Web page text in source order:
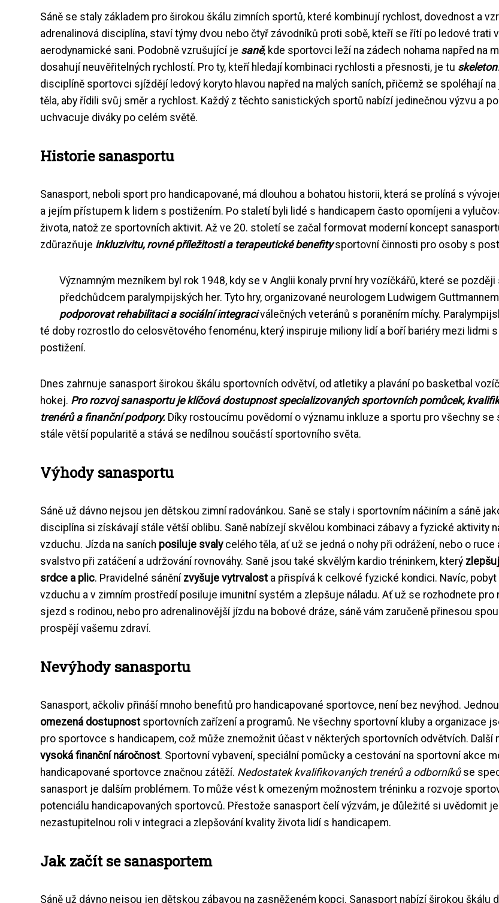
Sáně se staly základem pro širokou škálu zimních sportů, které kombinují rychlost, dovednost a
adrenalinová disciplína, staví týmy dvou nebo čtyř závodníků proti sobě, kteří se řítí po ledové trati v
aerodynamické sani. Podobně vzrušující je saně, kde sportovci leží na zádech nohama napřed na
dosahují neuvěřitelných rychlostí. Pro ty, kteří hledají kombinaci rychlosti a přesnosti, je tu skeleton
disciplíně sportovci sjíždějí ledový koryto hlavou napřed na malých saních, přičemž se spoléhají na
těla, aby řídili svůj směr a rychlost. Každý z těchto sanistických sportů nabízí jedinečnou výzvu a
uchvacuje diváky po celém světě.
Historie sanasportu
Sanasport, neboli sport pro handicapované, má dlouhou a bohatou historii, která se prolíná s
a jejím přístupem k lidem s postižením. Po staletí byli lidé s handicapem často opomíjeni a
života, natož ze sportovních aktivit. Až ve 20. století se začal formovat moderní koncept
zdůrazňuje inkluzivitu, rovné příležitosti a terapeutické benefitysportovní činnosti pro osoby s
Významným mezníkem byl rok 1948, kdy se v Anglii konaly první hry vozíčkářů, které se později
předchůdcem paralympijských her. Tyto hry, organizované neurologem Ludwigem
podporovat rehabilitaci a sociální integraciválečných veteránů s poraněním míchy.
té doby rozrostlo do celosvětového fenoménu, který inspiruje miliony lidí a boří bariéry mezi lidmi s
postižení.
Dnes zahrnuje sanasport širokou škálu sportovních odvětví, od atletiky a plavání po basketbal
hokej. Pro rozvoj sanasportu je klíčová dostupnost specializovaných sportovních pomůcek,
trenérů a finanční podpory. Díky rostoucímu povědomí o významu inkluze a sportu pro všechny se
stále větší popularitě a stává se nedílnou součástí sportovního světa.
Výhody sanasportu
Sáně už dávno nejsou jen dětskou zimní radovánkou. Saně se staly i sportovním náčiním a sáně
disciplína si získávají stále větší oblibu. Saně nabízejí skvělou kombinaci zábavy a fyzické aktivity
vzduchu. Jízda na saních posiluje svalycelého těla, ať už se jedná o nohy při odrážení, nebo o ruce
svalstvo při zatáčení a udržování rovnováhy. Saně jsou také skvělým kardio tréninkem, který
srdce a plic. Pravidelné sánění zvyšuje vytrvalost a přispívá k celkové fyzické kondici. Navíc,
vzduchu a v zimním prostředí posiluje imunitní systém a zlepšuje náladu. Ať už se rozhodnete pro
sjezd s rodinou, nebo pro adrenalinovější jízdu na bobové dráze, sáně vám zaručeně přinesou
prospějí vašemu zdraví.
Nevýhody sanasportu
Sanasport, ačkoliv přináší mnoho benefitů pro handicapované sportovce, není bez nevýhod.
omezená dostupnost sportovních zařízení a programů. Ne všechny sportovní kluby a organizace
pro sportovce s handicapem, což může znemožnit účast v některých sportovních odvětvích. Další
vysoká finanční náročnost. Sportovní vybavení, speciální pomůcky a cestování na sportovní akce
handicapované sportovce značnou zátěží. Nedostatek kvalifikovaných trenérů a odborníkůse
sanasport je dalším problémem. To může vést k omezeným možnostem tréninku a rozvoje
potenciálu handicapovaných sportovců. Přestože sanasport čelí výzvám, je důležité si uvědomit
nezastupitelnou roli v integraci a zlepšování kvality života lidí s handicapem.
Jak začít se sanasportem
Sáně už dávno nejsou jen dětskou zábavou na zasněženém kopci. Sanasport nabízí širokou škálu